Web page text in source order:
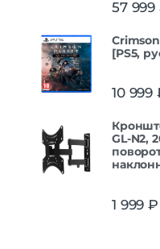
57 999
[PS5,
10 999
GL-N2,
1 999 ₽